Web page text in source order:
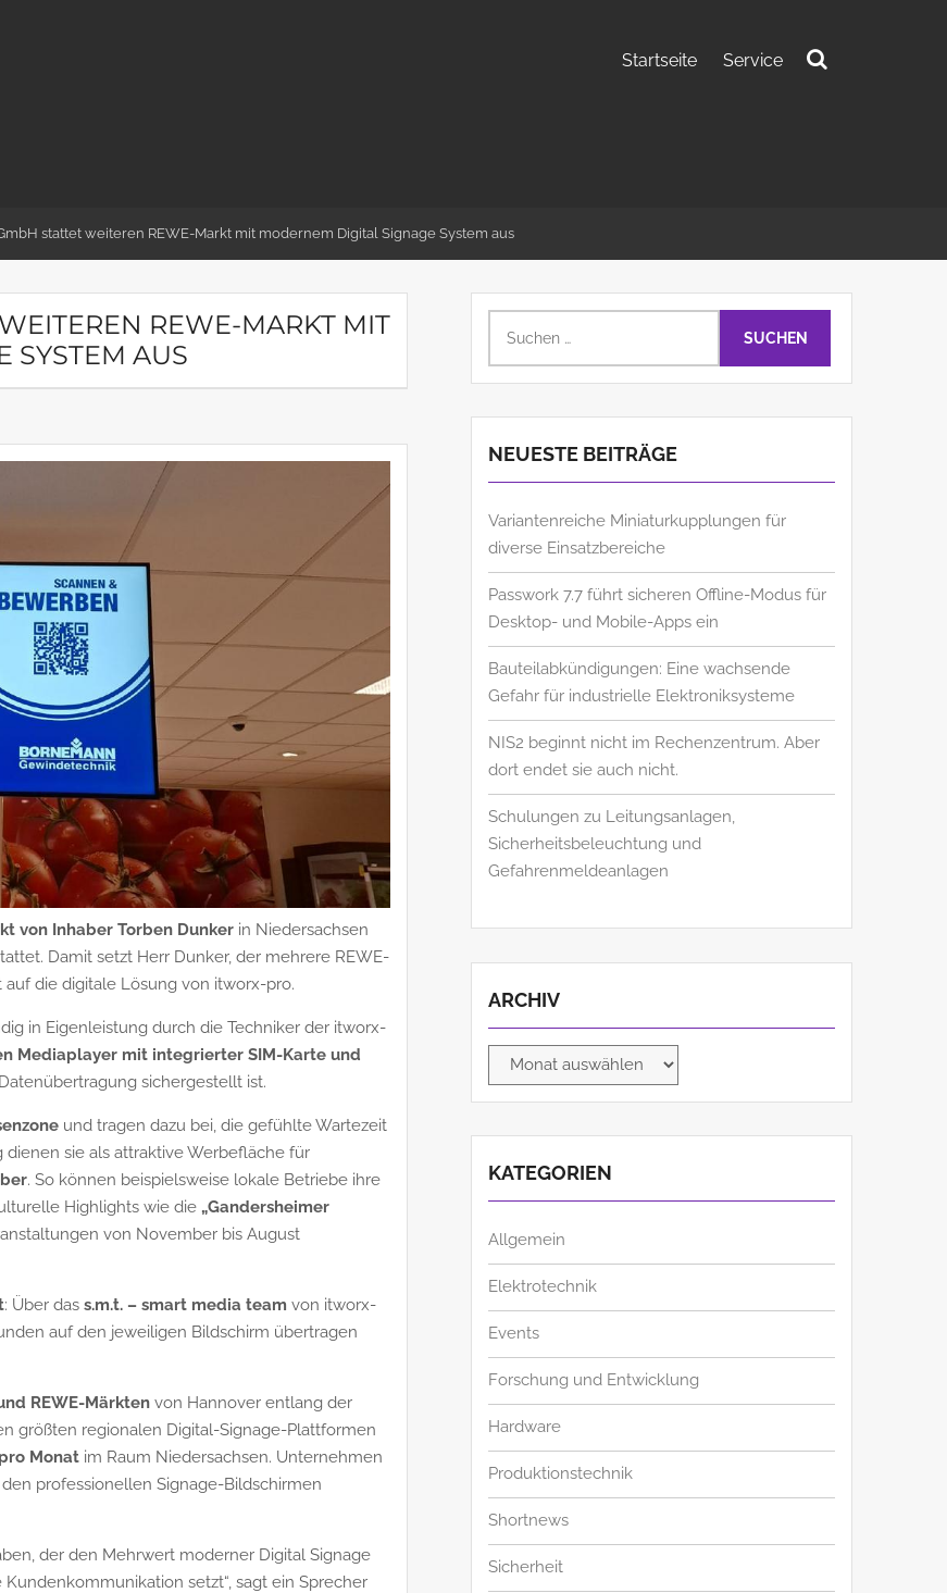
Startseite Service
stattet weiteren REWE-Markt mit modernem Digital Signage System aus
REWE-MARKT MIT
SYSTEM AUS
von Inhaber Torben Dunker in Niedersachsen
Damit setzt Herr Dunker, der mehrere REWE-
die digitale Lösung von itworx-pro.
in Eigenleistung durch die Techniker der itworx-
Mediaplayer mit integrierter SIM-Karte und
sichergestellt ist.
und tragen dazu bei, die gefühlte Wartezeit
sie als attraktive Werbefläche für
. So können beispielsweise lokale Betriebe ihre
Highlights wie die „Gandersheimer
von November bis August
: Über das s.m.t. – smart media team von itworx-
auf den jeweiligen Bildschirm übertragen
REWE-Märkten von Hannover entlang der
größten regionalen Digital-Signage-Plattformen
Monat im Raum Niedersachsen. Unternehmen
professionellen Signage-Bildschirmen
der den Mehrwert moderner Digital Signage
setzt“, sagt ein Sprecher
nach:
NEUESTE BEITRÄGE
Variantenreiche Miniaturkupplungen für
diverse Einsatzbereiche
Passwork 7.7 führt sicheren Offline-Modus für
Desktop- und Mobile-Apps ein
Bauteilabkündigungen: Eine wachsende
Gefahr für industrielle Elektroniksysteme
NIS2 beginnt nicht im Rechenzentrum. Aber
dort endet sie auch nicht.
Schulungen zu Leitungsanlagen,
Sicherheitsbeleuchtung und
Gefahrenmeldeanlagen
ARCHIV
Archiv
KATEGORIEN
Allgemein
Elektrotechnik
Events
Forschung und Entwicklung
Hardware
Produktionstechnik
Shortnews
Sicherheit